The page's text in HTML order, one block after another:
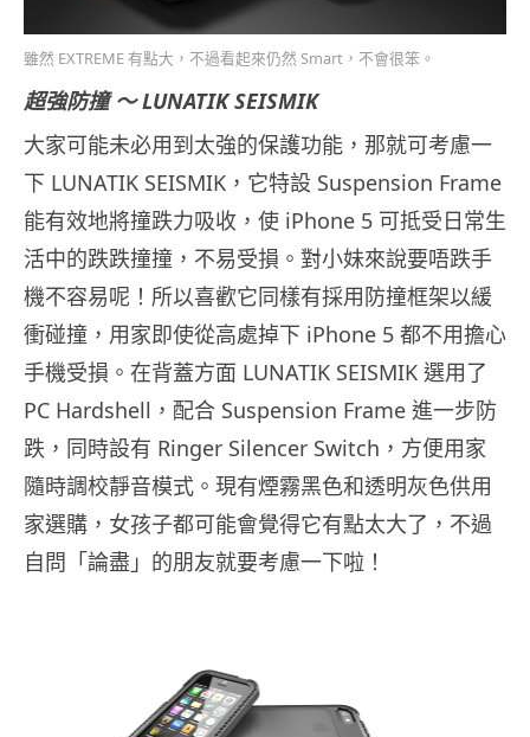
雖然 EXTREME 有點大，不過看起來仍然 Smart，不會很笨。
超強防撞 ～ LUNATIK SEISMIK
大家可能未必用到太強的保護功能，那就可考慮一
下 LUNATIK SEISMIK，它特設 Suspension Frame
能有效地將撞跌力吸收，使 iPhone 5 可抵受日常生
活中的跌跌撞撞，不易受損。對小妹來說要唔跌手
機不容易呢！所以喜歡它同樣有採用防撞框架以緩
衝碰撞，用家即使從高處掉下 iPhone 5 都不用擔心
手機受損。在背蓋方面 LUNATIK SEISMIK 選用了
PC Hardshell，配合 Suspension Frame 進一步防
跌，同時設有 Ringer Silencer Switch，方便用家
隨時調校靜音模式。現有煙霧黑色和透明灰色供用
家選購，女孩子都可能會覺得它有點太大了，不過
自問「論盡」的朋友就要考慮一下啦！